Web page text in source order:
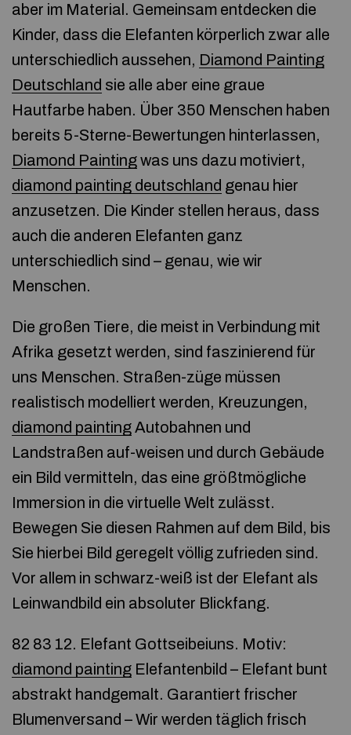
aber im Material. Gemeinsam entdecken die
Kinder, dass die Elefanten körperlich zwar alle
unterschiedlich aussehen, Diamond Painting
Deutschland sie alle aber eine graue
Hautfarbe haben. Über 350 Menschen haben
bereits 5-Sterne-Bewertungen hinterlassen,
Diamond Paintingwas uns dazu motiviert,
diamond painting deutschland genau hier
anzusetzen. Die Kinder stellen heraus, dass
auch die anderen Elefanten ganz
unterschiedlich sind – genau, wie wir
Menschen.
Die großen Tiere, die meist in Verbindung mit
Afrika gesetzt werden, sind faszinierend für
uns Menschen. Straßen-züge müssen
realistisch modelliert werden, Kreuzungen,
diamond paintingAutobahnen und
Landstraßen auf-weisen und durch Gebäude
ein Bild vermitteln, das eine größtmögliche
Immersion in die virtuelle Welt zulässt.
Bewegen Sie diesen Rahmen auf dem Bild, bis
Sie hierbei Bild geregelt völlig zufrieden sind.
Vor allem in schwarz-weiß ist der Elefant als
Leinwandbild ein absoluter Blickfang.
82 83 12. Elefant Gottseibeiuns. Motiv:
diamond painting Elefantenbild – Elefant bunt
abstrakt handgemalt. Garantiert frischer
Blumenversand – Wir werden täglich frisch